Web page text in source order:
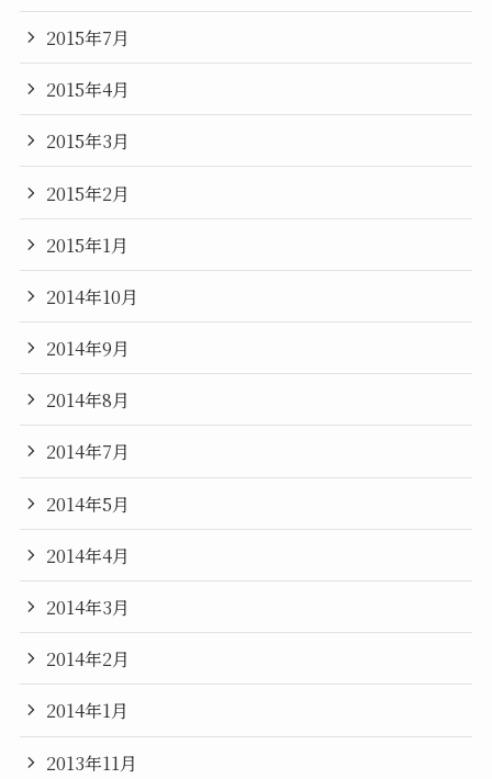
2015年7月
2015年4月
2015年3月
2015年2月
2015年1月
2014年10月
2014年9月
2014年8月
2014年7月
2014年5月
2014年4月
2014年3月
2014年2月
2014年1月
2013年11月